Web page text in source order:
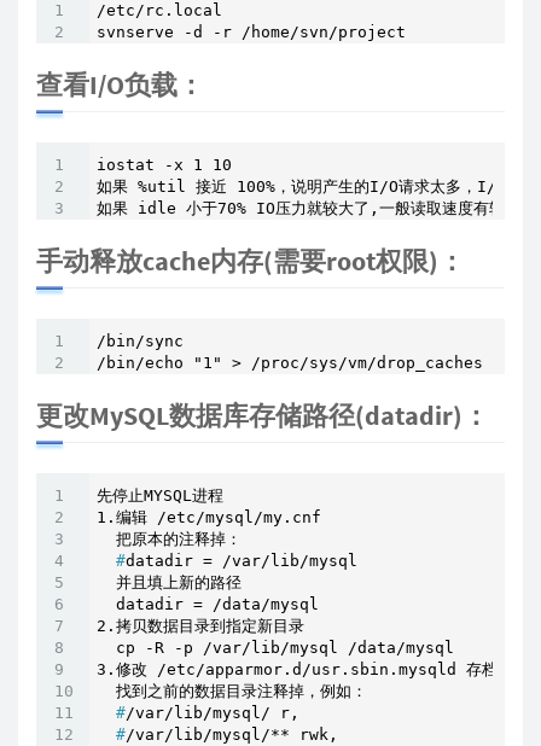
/etc/rc.local
svnserve -d -r /home/svn/project
查看I/O负载：
iostat -x 1 10
如果 %util 接近 100%，说明产生的I/O请求太多，I/O系统
如果 idle 小于70% IO压力就较大了,一般读取速度有较多
手动释放cache内存(需要root权限)：
/bin/sync
/bin/echo "1" > /proc/sys/vm/drop_caches
更改MySQL数据库存储路径(datadir)：
先停止MYSQL进程
1.编辑 /etc/mysql/my.cnf
  #
datadir = /var/lib/mysql
  并且填上新的路径
  datadir = /data/mysql
2.拷贝数据目录到指定新目录
  cp -R -p /var/lib/mysql /data/mysql
3.修改 /etc/apparmor.d/usr.sbin.mysqld 存档
  #
/var/lib/mysql/ r,
  #
/var/lib/mysql/** rwk,